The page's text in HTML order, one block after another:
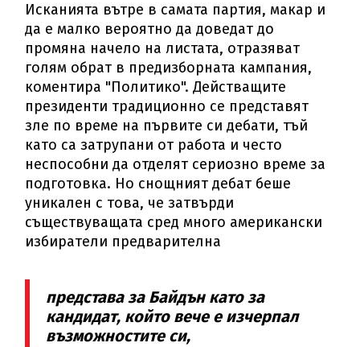
Исканията вътре в самата партия, макар и
да е малко вероятно да доведат до
промяна начело на листата, отразяват
голям обрат в предизборната кампания,
коментира "Политико". Действащите
президенти традиционно се представят
зле по време на първите си дебати, тъй
като са затрупани от работа и често
неспособни да отделят сериозно време за
подготовка. Но снощният дебат беше
уникален с това, че затвърди
съществуващата сред много американски
избиратели предварителна
представа за Байдън като за
кандидат, който вече е изчерпал
възможностите си,